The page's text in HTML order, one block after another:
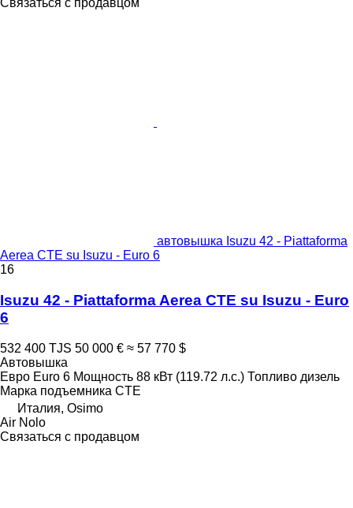
Связаться с продавцом
автовышка Isuzu 42 - Piattaforma
Aerea CTE su Isuzu - Euro 6
16
Isuzu 42 - Piattaforma Aerea CTE su Isuzu - Euro
6
532 400 TJS 50 000 € ≈ 57 770 $
Автовышка
Евро Euro 6 Мощность 88 кВт (119.72 л.с.) Топливо дизель
Марка подъемника CTE
Италия, Osimo
Air Nolo
Связаться с продавцом